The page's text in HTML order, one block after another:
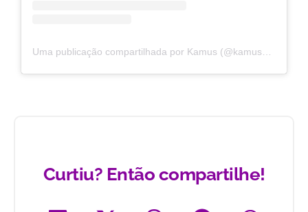
Curtiu? Então compartilhe!